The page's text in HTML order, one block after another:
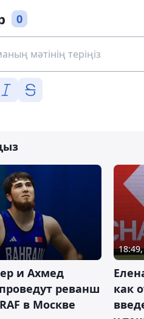
0
и Ахмед
реванш
в Москве
18:49,
как